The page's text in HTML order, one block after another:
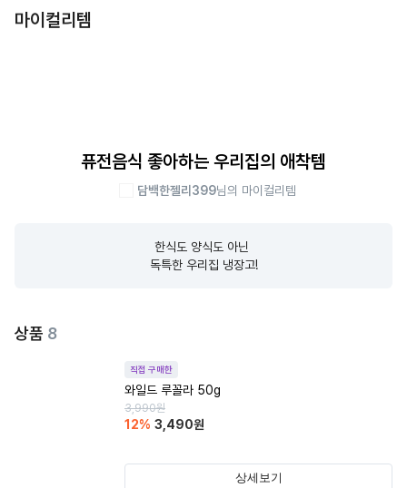
마이컬리템
퓨전음식 좋아하는 우리집의 애착템
담백한젤리399님의 마이컬리템
한식도 양식도 아닌
독특한 우리집 냉장고!
상품 8
직접 구매한
와일드 루꼴라 50g
3,990원
12% 3,490원
상세보기